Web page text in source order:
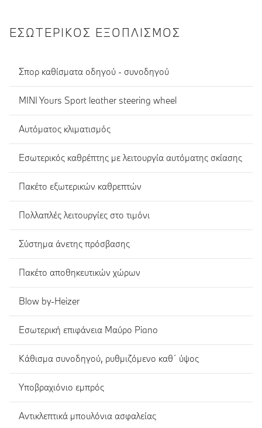
ΕΣΩΤΕΡΙΚΌΣ ΕΞΟΠΛΙΣΜΌΣ
Σπορ καθίσματα οδηγού - συνοδηγού
MINI Yours Sport leather steering wheel
Αυτόματος κλιματισμός
Εσωτερικός καθρέπτης με λειτουργία αυτόματης σκίασης
Πακέτο εξωτερικών καθρεπτών
Πολλαπλές λειτουργίες στο τιμόνι
Σύστημα άνετης πρόσβασης
Πακέτο αποθηκευτικών χώρων
Blow by-Heizer
Εσωτερική επιφάνεια Μαύρο Piano
Κάθισμα συνοδηγού, ρυθμιζόμενο καθ´ ύψος
Υποβραχιόνιο εμπρός
Αντικλεπτικά μπουλόνια ασφαλείας